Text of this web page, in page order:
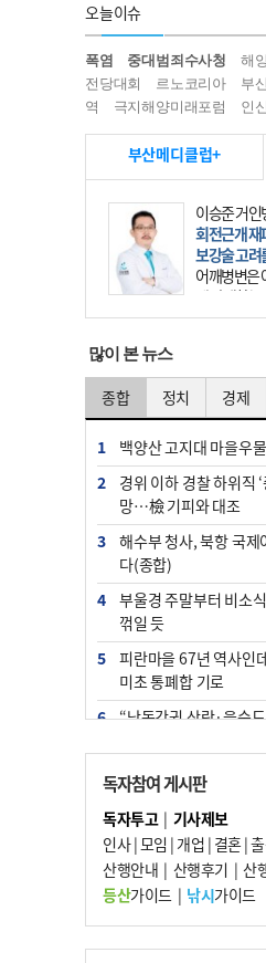
오늘이슈
폭염 중대범죄수사청 해
전당대회
르노코리아 부
역
극지해양미래포럼 인
부산메디클럽+
이승준 거
회전근개
보강술 고려
어깨병변은
에 발생하
는 오십견과
많이 본 뉴스
종합 정치 경제
1
백양산 고지대 마을우
2
경위 이하 경찰 하위직
망…檢 기피와 대조
3
해수부 청사, 북항 국제
다(종합)
4
부울경 주말부터 비소
꺾일 듯
5
피란마을 67년 역사인
미초 통폐합 기로
6
“낙동강권 삼락·을숙
7
오늘의 날씨- 2026년 8
8
[사설] 해수부 신청사 북
수도 도약의 전환점
9
외국인 선원 ‘인신매매
우려가 현실로
10 르노 못 타는 부산시
힌 지역기업 응원
독자참여 게시판
독자투고| 기사제보
인사|모임 | 개업 | 결혼|
산행안내 | 산행후기 | 산
등산가이드| 낚시가이드